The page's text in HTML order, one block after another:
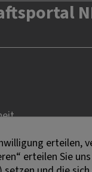
erteilen,
erteilen Sie